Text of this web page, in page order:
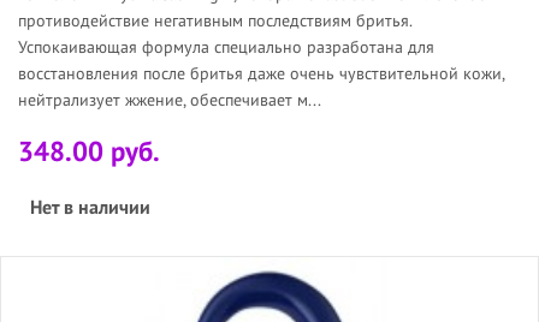
противодействие негативным последствиям бритья.
Успокаивающая формула специально разработана для
восстановления после бритья даже очень чувствительной кожи,
нейтрализует жжение, обеспечивает м...
348.00 руб.
Нет в наличии